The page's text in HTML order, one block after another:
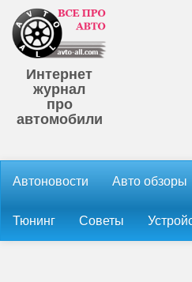
Интернет
журнал
про
автомобили
Автоновости Авто обзоры
Тюнинг Советы